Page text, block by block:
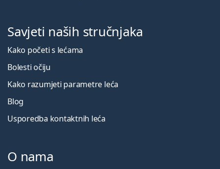
Savjeti naših stručnjaka
Kako početi s lećama
Bolesti očiju
Kako razumjeti parametre leća
Blog
Usporedba kontaktnih leća
O nama